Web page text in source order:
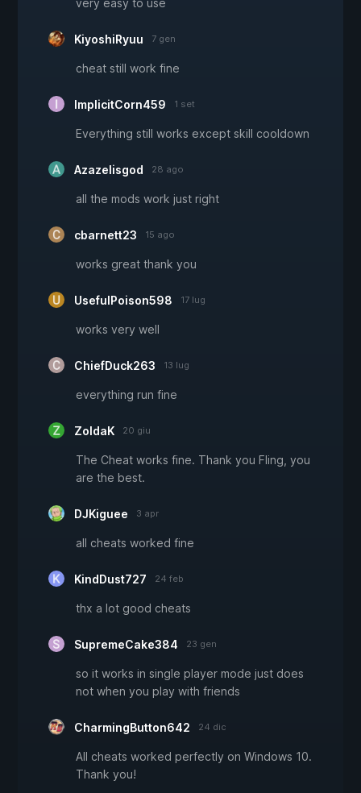
very easy to use
KiyoshiRyuu 7 gen
cheat still work fine
ImplicitCorn459 1 set
Everything still works except skill cooldown
Azazelisgod 28 ago
all the mods work just right
cbarnett23 15 ago
works great thank you
UsefulPoison598 17 lug
works very well
ChiefDuck263 13 lug
everything run fine
ZoldaK 20 giu
The Cheat works fine. Thank you Fling, you
are the best.
DJKiguee 3 apr
all cheats worked fine
KindDust727 24 feb
thx a lot good cheats
SupremeCake384 23 gen
so it works in single player mode just does
not when you play with friends
CharmingButton642 24 dic
All cheats worked perfectly on Windows 10.
Thank you!